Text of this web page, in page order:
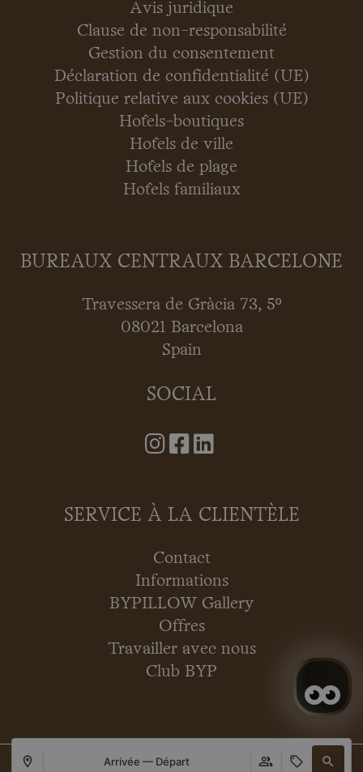
Avis juridique
Clause de non-responsabilité
Gestion du consentement
Déclaration de confidentialité (UE)
Politique relative aux cookies (UE)
Hôtels-boutiques
Hôtels de ville
Hôtels de plage
Hôtels familiaux
BUREAUX CENTRAUX BARCELONE
Travessera de Gràcia 73, 5º
08021 Barcelona
Spain
SOCIAL
SERVICE À LA CLIENTÈLE
Contact
Informations
BYPILLOW Gallery
Offres
Travailler avec nous
Club BYP
Copyright © 2026 BYPILLOW
Arrivée — Départ